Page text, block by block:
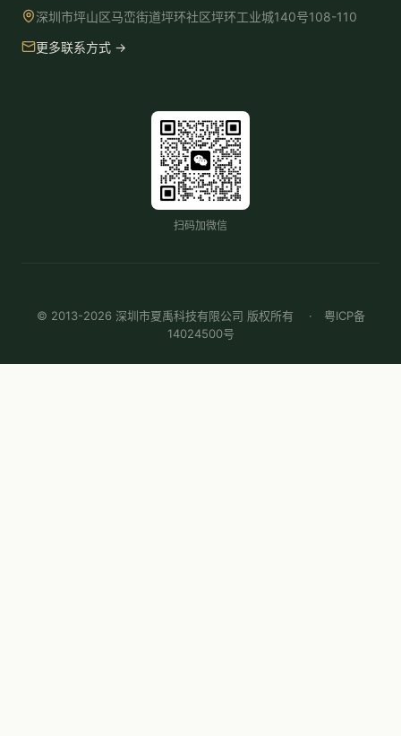
深圳市坪山区马峦街道坪环社区坪环工业城140号108-110
更多联系方式 →
扫码加微信
© 2013-2026 深圳市夏禹科技有限公司 版权所有 · 粤ICP备
14024500号